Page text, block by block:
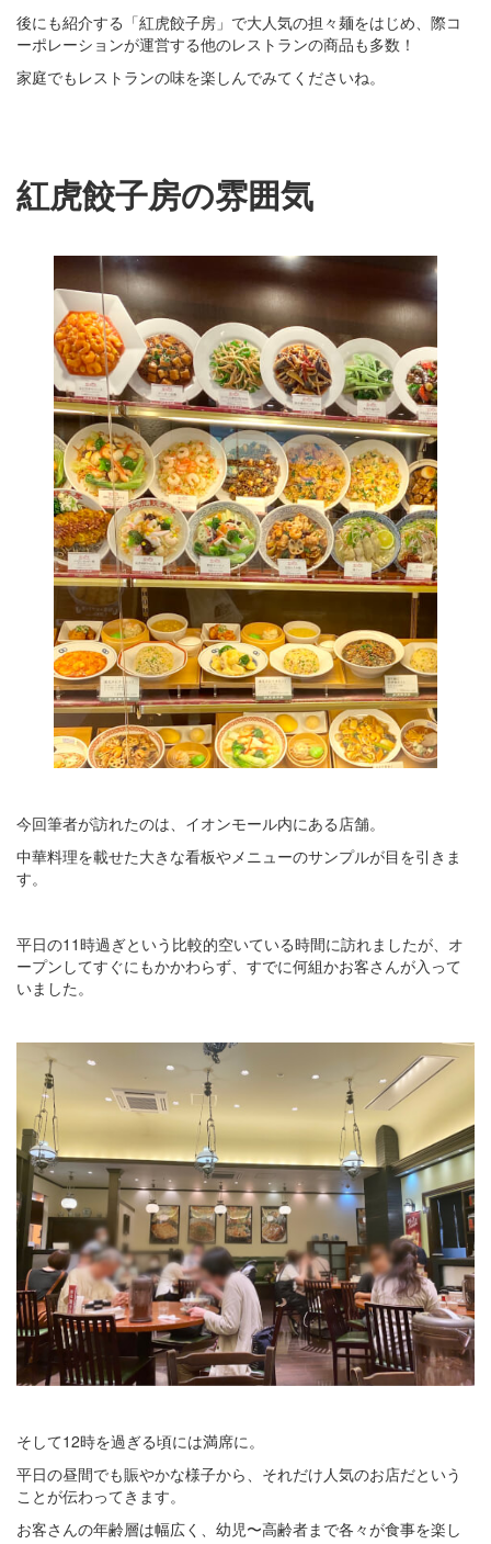
後にも紹介する「紅虎餃子房」で大人気の担々麺をはじめ、際コ
ーポレーションが運営する他のレストランの商品も多数！
家庭でもレストランの味を楽しんでみてくださいね。
紅虎餃子房の雰囲気
今回筆者が訪れたのは、イオンモール内にある店舗。
中華料理を載せた大きな看板やメニューのサンプルが目を引きま
す。
平日の11時過ぎという比較的空いている時間に訪れましたが、オ
ープンしてすぐにもかかわらず、すでに何組かお客さんが入って
いました。
そして12時を過ぎる頃には満席に。
平日の昼間でも賑やかな様子から、それだけ人気のお店だという
ことが伝わってきます。
お客さんの年齢層は幅広く、幼児〜高齢者まで各々が食事を楽し